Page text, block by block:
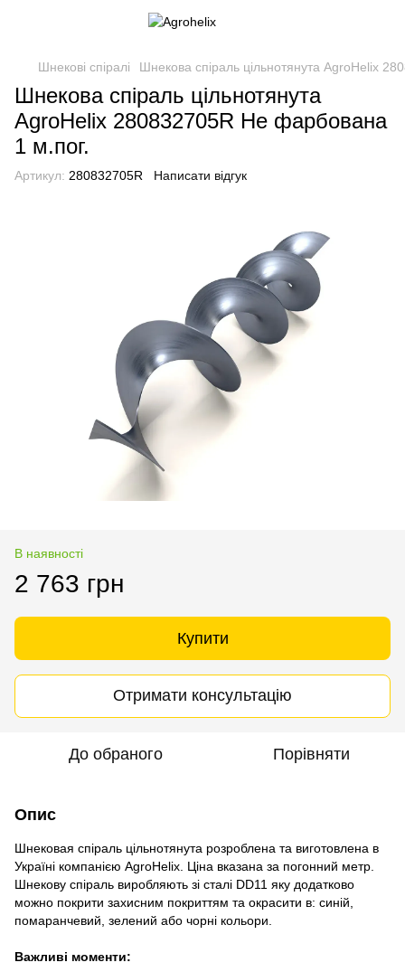
Шнекові спіралі Шнекова спіраль цільнотянута AgroHelix
Шнекова спіраль цільнотянута
AgroHelix 280832705R Не фарбована
1 м.пог.
Артикул: 280832705R Написати відгук
В наявності
2 763 грн
Купити
Отримати консультацію
До обраного Порівняти
Опис
Шнековая спіраль цільнотянута розроблена та виготовлена в
Україні компанією AgroHelix. Ціна вказана за погонний метр.
Шнекову спіраль виробляють зі сталі DD11 яку додатково
можно покрити захисним покриттям та окрасити в: синій,
помаранчевий, зелений або чорні кольори.
Важливі моменти: